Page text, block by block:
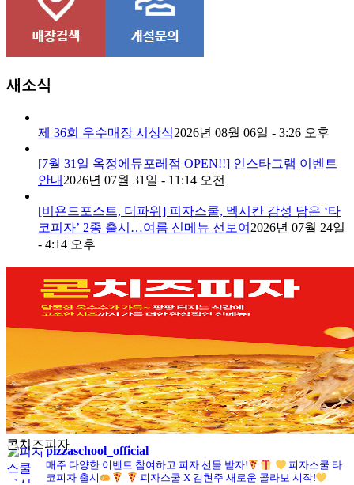
새소식
제 36회 우수매장 시상식2026년 08월 06일 - 3:26 오후
[7월 31일 옥정에듀포레점 OPEN!!] 인스타그램 이벤트
안내 2026년 07월 31일 - 11:14 오전
[비욘드포스트, 더파워] 피자스쿨, 멕시칸 감성 담은 ‘타
코피자’ 2종 출시…여름 신메뉴 선보여 2026년 07월 24일
- 4:14 오후
프리미엄스테이크피자
pizzaschool_official
매주 다양한 이벤트 참여하고 피자 선물 받자!
피자스쿨 타
코피자 출시
피자스쿨 X 김현주 새로운 콜라보 시작!